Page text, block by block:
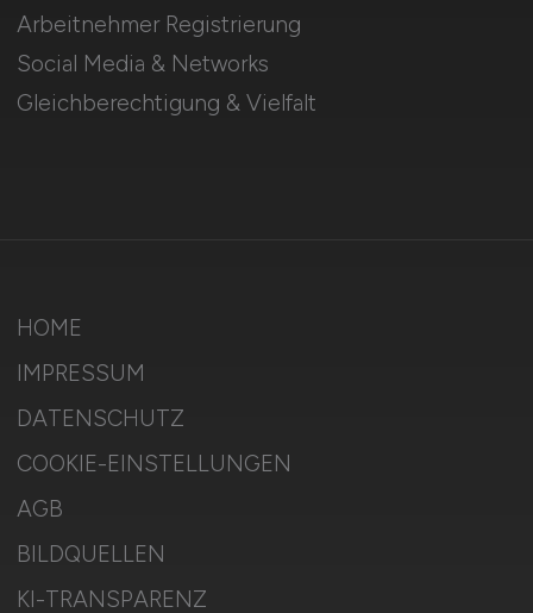
Arbeitnehmer Registrierung
Social Media & Networks
Gleichberechtigung & Vielfalt
HOME
IMPRESSUM
DATENSCHUTZ
COOKIE-EINSTELLUNGEN
AGB
BILDQUELLEN
KI-TRANSPARENZ